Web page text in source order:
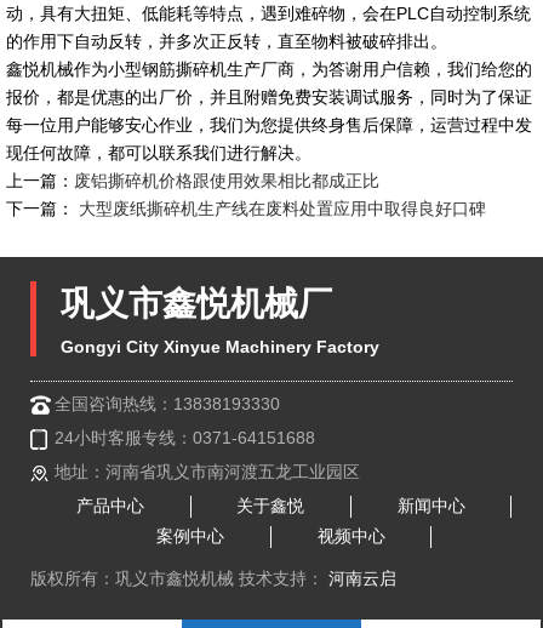
动，具有大扭矩、低能耗等特点，遇到难碎物，会在PLC自动控制系统
的作用下自动反转，并多次正反转，直至物料被破碎排出。
鑫悦机械作为小型钢筋撕碎机生产厂商，为答谢用户信赖，我们给您的
报价，都是优惠的出厂价，并且附赠免费安装调试服务，同时为了保证
每一位用户能够安心作业，我们为您提供终身售后保障，运营过程中发
现任何故障，都可以联系我们进行解决。
上一篇： 废铝撕碎机价格跟使用效果相比都成正比
下一篇：
大型废纸撕碎机生产线在废料处置应用中取得良好口碑
巩义市鑫悦机械厂
Gongyi City Xinyue Machinery Factory
全国咨询热线：13838193330
24小时客服专线：0371-64151688
地址：河南省巩义市南河渡五龙工业园区
产品中心
关于鑫悦
新闻中心
案例中心
视频中心
版权所有：巩义市鑫悦机械 技术支持： 河南云启